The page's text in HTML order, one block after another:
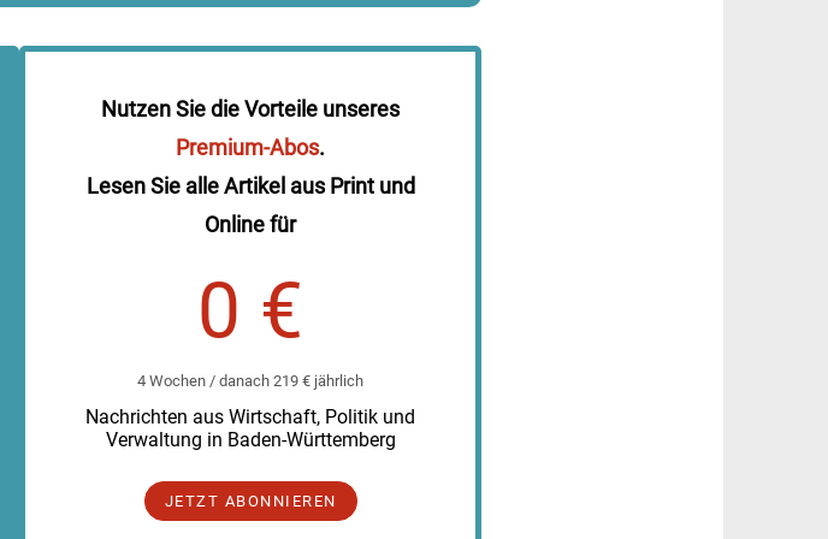
Nutzen Sie die Vorteile unseres
Premium-Abos.
Lesen Sie alle Artikel aus Print und
Online für
0 €
4 Wochen / danach 219 € jährlich
Nachrichten aus Wirtschaft, Politik und
Verwaltung in Baden-Württemberg
JETZT ABONNIEREN